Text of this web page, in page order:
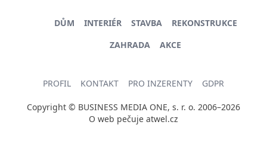
DŮM INTERIÉR STAVBA
REKONSTRUKCE
ZAHRADA
AKCE
PROFIL KONTAKT PRO INZERENTY GDPR
Copyright © BUSINESS MEDIA ONE, s. r. o. 2006–2026